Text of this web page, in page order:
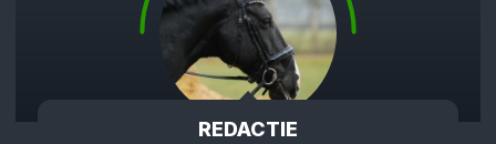
REDACTIE